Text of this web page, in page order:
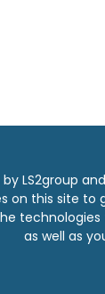
LS2group and
on this site
as well as